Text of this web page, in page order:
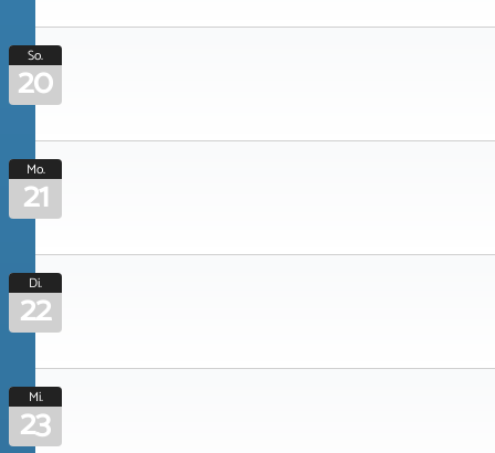
So.
20
Mo.
21
Di.
22
Mi.
23